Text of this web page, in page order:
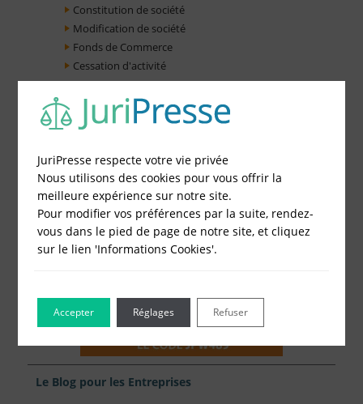
Constitution de société
Modification de société
Fonds de Commerce
Cessation d'activité
Le Blog pour les Entreprises
JuriPresse respecte votre vie privée
Nous utilisons des cookies pour vous offrir la
meilleure expérience sur notre site.
Pour modifier vos préférences par la suite, rendez-
vous dans le pied de page de notre site, et cliquez
sur le lien 'Informations Cookies'.
Accepter Refuser
Réglages